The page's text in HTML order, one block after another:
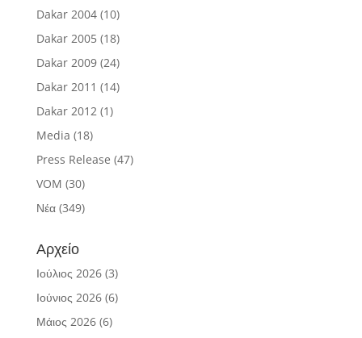
Dakar 2004(10)
Dakar 2005(18)
Dakar 2009(24)
Dakar 2011 (14)
Dakar 2012(1)
Media (18)
Press Release (47)
VOM (30)
Νέα(349)
Αρχείο
Ιούλιος 2026(3)
Ιούνιος 2026(6)
Μάιος 2026(6)